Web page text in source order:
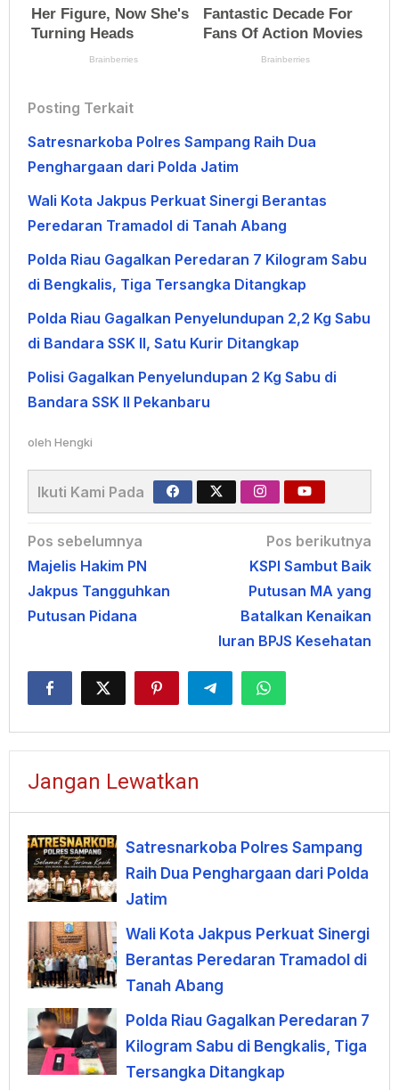
Posting Terkait
Satresnarkoba Polres Sampang Raih Dua
Penghargaan dari Polda Jatim
Wali Kota Jakpus Perkuat Sinergi Berantas
Peredaran Tramadol di Tanah Abang
Polda Riau Gagalkan Peredaran 7 Kilogram Sabu
di Bengkalis, Tiga Tersangka Ditangkap
Polda Riau Gagalkan Penyelundupan 2,2 Kg Sabu
di Bandara SSK II, Satu Kurir Ditangkap
Polisi Gagalkan Penyelundupan 2 Kg Sabu di
Bandara SSK II Pekanbaru
oleh Hengki
Ikuti Kami Pada
Navigasi
pos
Pos sebelumnya
Majelis Hakim PN
Jakpus Tangguhkan
Putusan Pidana
Pos berikutnya
KSPI Sambut Baik
Putusan MA yang
Batalkan Kenaikan
Iuran BPJS Kesehatan
Jangan Lewatkan
Satresnarkoba Polres Sampang
Raih Dua Penghargaan dari Polda
Jatim
Wali Kota Jakpus Perkuat Sinergi
Berantas Peredaran Tramadol di
Tanah Abang
Polda Riau Gagalkan Peredaran 7
Kilogram Sabu di Bengkalis, Tiga
Tersangka Ditangkap